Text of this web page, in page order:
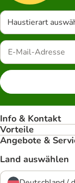
Haustierart
Info & Kontakt
Vorteile
Angebote &
Land auswählen